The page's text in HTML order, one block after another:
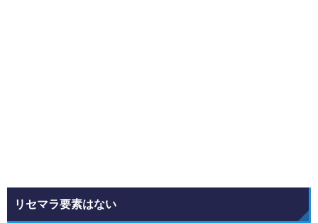
リセマラ要素はない